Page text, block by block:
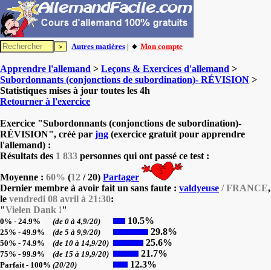
Autres matières | 🔸 Mon compte
Apprendre l'allemand > Leçons & Exercices d'allemand >
Subordonnants (conjonctions de subordination)- RÉVISION >
Statistiques mises à jour toutes les 4h
Retourner à l'exercice
Exercice "Subordonnants (conjonctions de subordination)-
RÉVISION", créé par jng (exercice gratuit pour apprendre
l'allemand) :
Résultats des 1 833 personnes qui ont passé ce test :
Moyenne : 60% (12 / 20) Partager
Dernier membre à avoir fait un sans faute : valdyeuse / FRANCE,
le vendredi 08 avril à 21:30:
"Vielen Dank !"
0% - 24.9% (de 0 à 4,9/20) 10.5%
25% - 49.9% (de 5 à 9,9/20) 29.8%
50% - 74.9% (de 10 à 14,9/20) 25.6%
75% - 99.9% (de 15 à 19,9/20) 21.7%
Parfait - 100% (20/20) 12.3%